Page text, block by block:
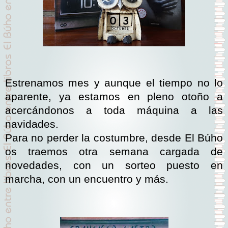
Estrenamos mes y aunque el tiempo no lo
aparente, ya estamos en pleno otoño a
acercándonos a toda máquina a las
navidades.
Para no perder la costumbre, desde El Búho
os traemos otra semana cargada de
novedades, con un sorteo puesto en
marcha, con un encuentro y más.